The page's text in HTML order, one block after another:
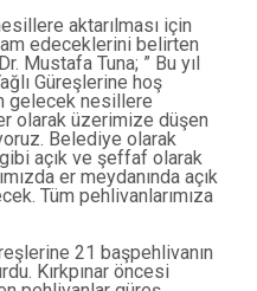
aktarılması için
edeceklerini belirten
Mustafa Tuna; ” Bu yıl
Güreşlerine hoş
gelecek nesillere
olarak üzerimize düşen
Belediye olarak
gibi açık ve şeffaf olarak
er meydanında açık
Tüm pehlivanlarımıza
21 başpehlivanın
Kırkpınar öncesi